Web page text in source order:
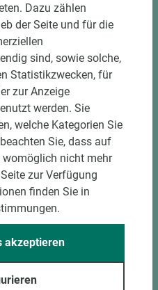
Dazu zählen
der Seite und für die
sind, sowie solche,
Statistikzwecken, für
zur Anzeige
werden. Sie
welche Kategorien Sie
Sie, dass auf
womöglich nicht mehr
zur Verfügung
finden Sie in
akzeptieren